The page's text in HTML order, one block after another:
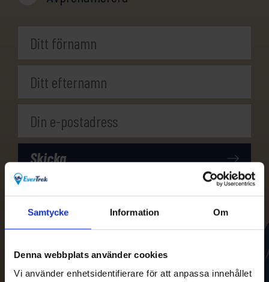
Samtycke Information Om
Denna webbplats använder cookies
Vi använder enhetsidentifierare för att anpassa innehållet